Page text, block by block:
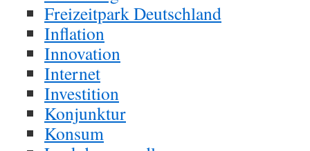
Freizeitpark Deutschland
Inflation
Innovation
Internet
Investition
Konjunktur
Konsum